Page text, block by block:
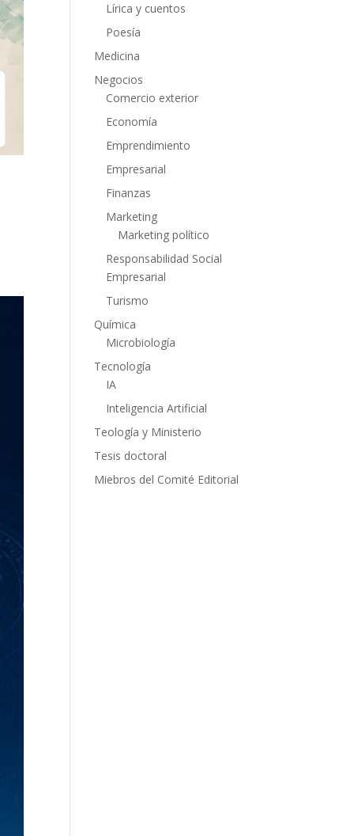
Lírica y cuentos
Poesía
Medicina
Negocios
Comercio exterior
Economía
Emprendimiento
Empresarial
Finanzas
Marketing
Marketing político
Responsabilidad Social
Empresarial
Turismo
Química
Microbiología
Tecnología
IA
Inteligencia Artificial
Teología y Ministerio
Tesis doctoral
Miebros del Comité Editorial